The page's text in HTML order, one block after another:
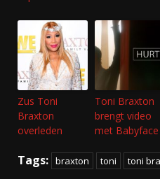
Zus Toni
Braxton
overleden
Toni Braxton
brengt video
met Babyface
Tags: braxton toni toni